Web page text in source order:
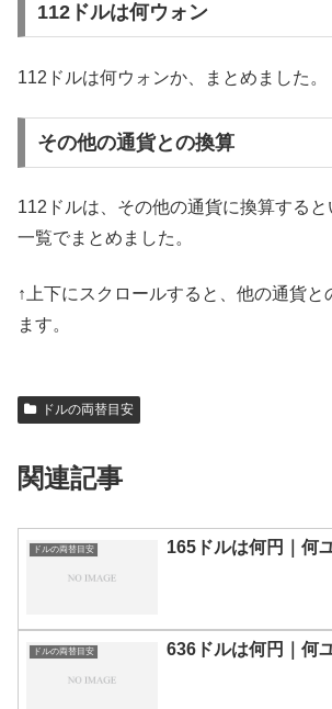
112ドルは何ウォン
112ドルは何ウォンか、まとめました。
その他の通貨との換算
112ドルは、その他の通貨に換算すると
一覧でまとめました。
↑上下にスクロールすると、他の通貨と
ます。
ドルの両替目安
関連記事
ドルの両替目安 165ドルは何円｜何
ドルの両替目安 636ドルは何円｜何